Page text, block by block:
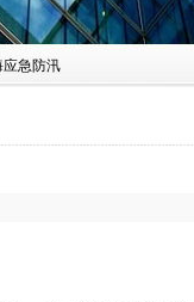
应急防汛